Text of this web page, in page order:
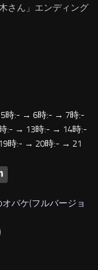
さん」エンディング
時:- → 6時:- → 7時:-
:- → 13時:- → 14時:-
時:- → 20時:- → 21
オバケ(フルバージョ